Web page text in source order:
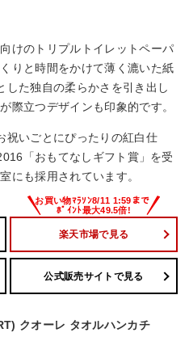
けのトリプルトイレットペーパ
りと時間をかけて薄く漉いた紙
した独自の柔らかさを引き出し
際立つデザインも印象的です。
祝いごとにぴったりの紅白仕
「おもてなしギフト賞」を受
にも採用されています。
楽天市場で見る
公式販売サイトで見る
クオーレ タオルハンカチ